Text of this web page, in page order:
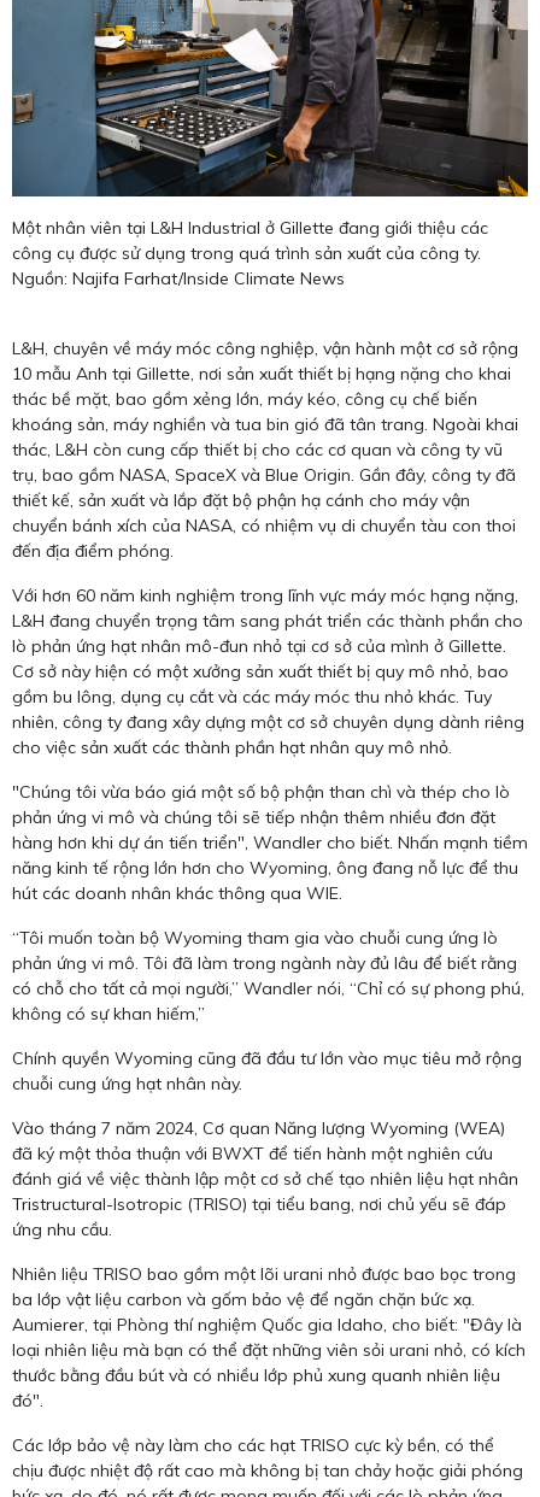
Một nhân viên tại L&H Industrial ở Gillette đang giới thiệu các
công cụ được sử dụng trong quá trình sản xuất của công ty.
Nguồn: Najifa Farhat/Inside Climate News
L&H, chuyên về máy móc công nghiệp, vận hành một cơ sở rộng
10 mẫu Anh tại Gillette, nơi sản xuất thiết bị hạng nặng cho khai
thác bề mặt, bao gồm xẻng lớn, máy kéo, công cụ chế biến
khoáng sản, máy nghiền và tua bin gió đã tân trang. Ngoài khai
thác, L&H còn cung cấp thiết bị cho các cơ quan và công ty vũ
trụ, bao gồm NASA, SpaceX và Blue Origin. Gần đây, công ty đã
thiết kế, sản xuất và lắp đặt bộ phận hạ cánh cho máy vận
chuyển bánh xích của NASA, có nhiệm vụ di chuyển tàu con thoi
đến địa điểm phóng.
Với hơn 60 năm kinh nghiệm trong lĩnh vực máy móc hạng nặng,
L&H đang chuyển trọng tâm sang phát triển các thành phần cho
lò phản ứng hạt nhân mô-đun nhỏ tại cơ sở của mình ở Gillette.
Cơ sở này hiện có một xưởng sản xuất thiết bị quy mô nhỏ, bao
gồm bu lông, dụng cụ cắt và các máy móc thu nhỏ khác. Tuy
nhiên, công ty đang xây dựng một cơ sở chuyên dụng dành riêng
cho việc sản xuất các thành phần hạt nhân quy mô nhỏ.
"Chúng tôi vừa báo giá một số bộ phận than chì và thép cho lò
phản ứng vi mô và chúng tôi sẽ tiếp nhận thêm nhiều đơn đặt
hàng hơn khi dự án tiến triển", Wandler cho biết. Nhấn mạnh tiềm
năng kinh tế rộng lớn hơn cho Wyoming, ông đang nỗ lực để thu
hút các doanh nhân khác thông qua WIE.
“Tôi muốn toàn bộ Wyoming tham gia vào chuỗi cung ứng lò
phản ứng vi mô. Tôi đã làm trong ngành này đủ lâu để biết rằng
có chỗ cho tất cả mọi người,” Wandler nói, “Chỉ có sự phong phú,
không có sự khan hiếm,”
Chính quyền Wyoming cũng đã đầu tư lớn vào mục tiêu mở rộng
chuỗi cung ứng hạt nhân này.
Vào tháng 7 năm 2024, Cơ quan Năng lượng Wyoming (WEA)
đã ký một thỏa thuận với BWXT để tiến hành một nghiên cứu
đánh giá về việc thành lập một cơ sở chế tạo nhiên liệu hạt nhân
Tristructural-Isotropic (TRISO) tại tiểu bang, nơi chủ yếu sẽ đáp
ứng nhu cầu.
Nhiên liệu TRISO bao gồm một lõi urani nhỏ được bao bọc trong
ba lớp vật liệu carbon và gốm bảo vệ để ngăn chặn bức xạ.
Aumierer, tại Phòng thí nghiệm Quốc gia Idaho, cho biết: "Đây là
loại nhiên liệu mà bạn có thể đặt những viên sỏi urani nhỏ, có kích
thước bằng đầu bút và có nhiều lớp phủ xung quanh nhiên liệu
đó".
Các lớp bảo vệ này làm cho các hạt TRISO cực kỳ bền, có thể
chịu được nhiệt độ rất cao mà không bị tan chảy hoặc giải phóng